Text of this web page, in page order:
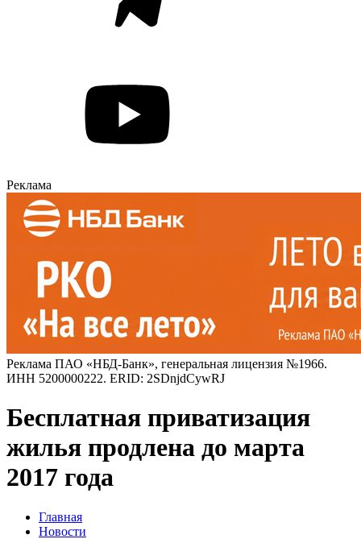
Реклама
Реклама ПАО «НБД-Банк», генеральная лицензия №1966.
ИНН 5200000222. ERID: 2SDnjdCywRJ
Бесплатная приватизация
жилья продлена до марта
2017 года
Главная
Новости